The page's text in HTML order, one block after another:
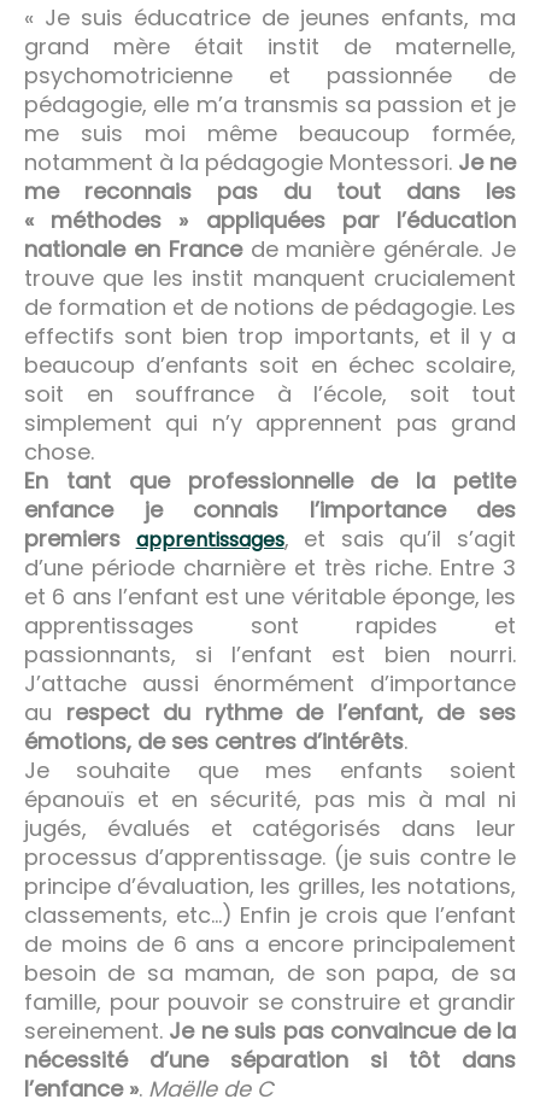
« Je suis éducatrice de jeunes enfants, ma
grand mère était instit de maternelle,
psychomotricienne et passionnée de
pédagogie, elle m’a transmis sa passion et je
me suis moi même beaucoup formée,
notamment à la pédagogie Montessori. Je ne
me reconnais pas du tout dans les
« méthodes » appliquées par l’éducation
nationale en Francede manière générale. Je
trouve que les instit manquent crucialement
de formation et de notions de pédagogie. Les
effectifs sont bien trop importants, et il y a
beaucoup d’enfants soit en échec scolaire,
soit en souffrance à l’école, soit tout
simplement qui n’y apprennent pas grand
chose.
En tant que professionnelle de la petite
enfance je connais l’importance des
premiers apprentissages, et sais qu’il s’agit
d’une période charnière et très riche. Entre 3
et 6 ans l’enfant est une véritable éponge, les
apprentissages sont rapides et
passionnants, si l’enfant est bien nourri.
J’attache aussi énormément d’importance
au respect du rythme de l’enfant, de ses
émotions, de ses centres d’intérêts.
Je souhaite que mes enfants soient
épanouïs et en sécurité, pas mis à mal ni
jugés, évalués et catégorisés dans leur
processus d’apprentissage. (je suis contre le
principe d’évaluation, les grilles, les notations,
classements, etc…) Enfin je crois que l’enfant
de moins de 6 ans a encore principalement
besoin de sa maman, de son papa, de sa
famille, pour pouvoir se construire et grandir
sereinement. Je ne suis pas convaincue de la
nécessité d’une séparation si tôt dans
l’enfance ». Maëlle de C